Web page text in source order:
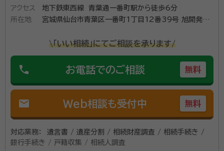
アクセス
地下鉄東西線 青葉通一番町駅から徒歩6分
所在地
宮城県仙台市青葉区一番町1丁目12番39号 旭開発第
\「いい相続」にてご相談を承ります/
phone お電話でのご相談 無料
mail Web相談も受付中 無料
対応業務：
遺言書 / 遺産分割 / 相続財産調査 / 相続手続き /
銀行手続き / 戸籍収集 / 相続人調査